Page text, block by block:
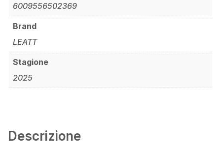
6009556502369
Brand
LEATT
Stagione
2025
Descrizione